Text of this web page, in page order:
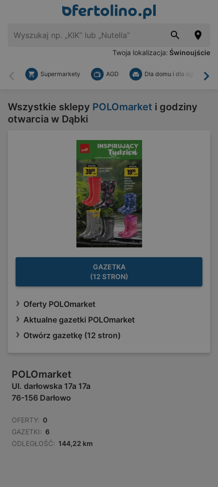
Twoja lokalizacja: Świnoujście
Wstecz
Supermarkety AGD Dla domu i dla ogrodu
Wszystkie sklepy POLOmarket i godziny
otwarcia w Dąbki
GAZETKA
(12 STRON)
Oferty POLOmarket
Aktualne gazetki POLOmarket
Otwórz gazetkę (12 stron)
POLOmarket
Ul. darłowska 17a 17a
76-156 Darłowo
OFERTY: 0
GAZETKI: 6
ODLEGŁOŚĆ: 144,22 km